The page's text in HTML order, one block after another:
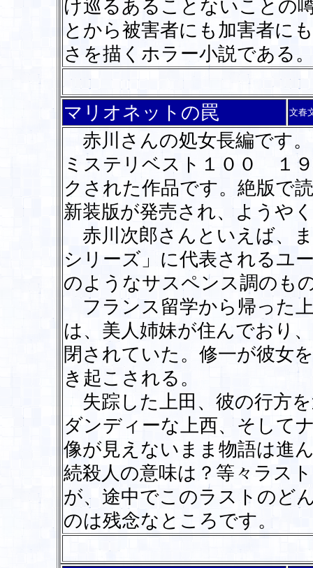
け巡るあることないことの
とから被害者にも加害者に
さを描くホラー小説である
マリオネットの罠 文春
赤川さんの処女長編です
ミステリベスト１００ １
クされた作品です。絶版で
新装版が発売され、ようや
赤川次郎さんといえば、
シリーズ」に代表されるユ
のようなサスペンス調のも
フランス留学から帰った
は、美人姉妹が住んでおり
閉されていた。修一が彼女
き起こされる。
失踪した上田、彼の行方
ダンディーな上西、そして
像が見えないまま物語は進
続殺人の意味は？等々ラス
が、途中でこのラストのど
のは残念なところです。